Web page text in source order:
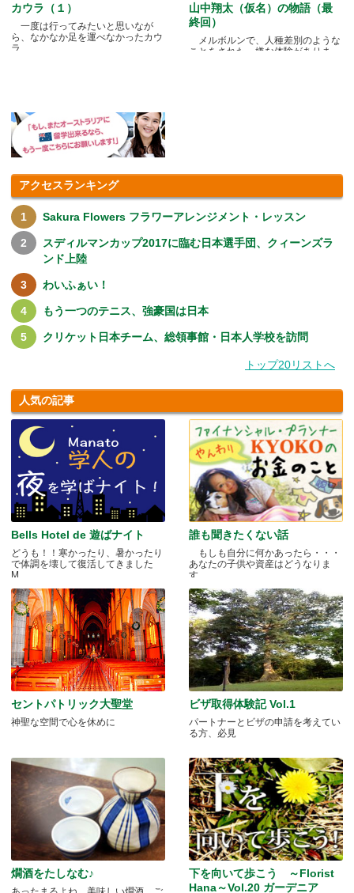
カウラ（１）
一度は行ってみたいと思いなが
ら、なかなか足を運べなかったカウ
ラ.....
山中翔太（仮名）の物語（最
終回）
メルボルンで、人種差別のような
ことをされた、嫌な体験がありま
アクセスランキング
Sakura Flowers フラワーアレンジメント・レッスン
スディルマンカップ2017に臨む日本選手団、クィーンズラ
ンド上陸
わいふぁい！
もう一つのテニス、強豪国は日本
クリケット日本チーム、総領事館・日本人学校を訪問
トップ20リストへ
人気の記事
Bells Hotel de 遊ばナイト
どうも！！寒かったり、暑かったり
で体調を壊して復活してきました
M.....
誰も聞きたくない話
もしも自分に何かあったら・・・
あなたの子供や資産はどうなりま
す.....
セントパトリック大聖堂
神聖な空間で心を休めに
ビザ取得体験記 Vol.1
パートナーとビザの申請を考えてい
る方、必見
燗酒をたしなむ♪
下を向いて歩こう ～Florist
Hana～Vol.20 ガーデニア